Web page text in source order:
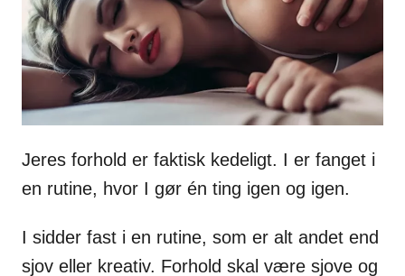
Jeres forhold er faktisk kedeligt. I er fanget i
en rutine, hvor I gør én ting igen og igen.
I sidder fast i en rutine, som er alt andet end
sjov eller kreativ. Forhold skal være sjove og